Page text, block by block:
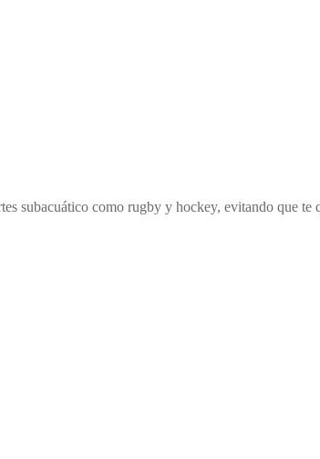
subacuático como rugby y hockey, evitando que